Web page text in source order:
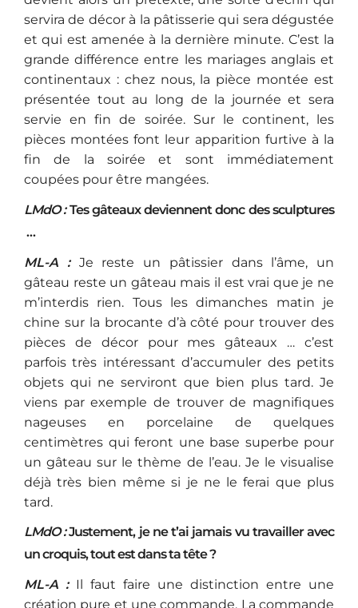
servira de décor à la pâtisserie qui sera dégustée
et qui est amenée à la dernière minute. C’est la
grande différence entre les mariages anglais et
continentaux : chez nous, la pièce montée est
présentée tout au long de la journée et sera
servie en fin de soirée. Sur le continent, les
pièces montées font leur apparition furtive à la
fin de la soirée et sont immédiatement
coupées pour être mangées.
LMdO :Tes gâteaux deviennent donc des sculptures
…
ML-A :Je reste un pâtissier dans l’âme, un
gâteau reste un gâteau mais il est vrai que je ne
m’interdis rien. Tous les dimanches matin je
chine sur la brocante d’à côté pour trouver des
pièces de décor pour mes gâteaux … c’est
parfois très intéressant d’accumuler des petits
objets qui ne serviront que bien plus tard. Je
viens par exemple de trouver de magnifiques
nageuses en porcelaine de quelques
centimètres qui feront une base superbe pour
un gâteau sur le thème de l’eau. Je le visualise
déjà très bien même si je ne le ferai que plus
tard.
LMdO : Justement, je ne t’ai jamais vu travailler avec
un croquis, tout est dans ta tête ?
ML-A : Il faut faire une distinction entre une
création pure et une commande. La commande